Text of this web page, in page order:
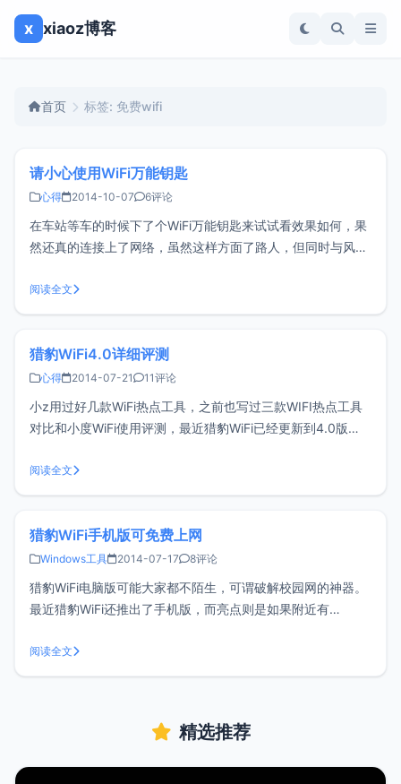
x xiaoz博客
首页 标签: 免费wifi
请小心使用WiFi万能钥匙
心得 2014-10-07 6评论
在车站等车的时候下了个WiFi万能钥匙来试试看效果如何，果
然还真的连接上了网络，虽然这样方面了路人，但同时与风险
能钥匙的原理，当用户连接某个网络时，如果选择了分享，那
么万能钥匙的服务器就会记住这个SSID，当其它用户再连接这
阅读全文
猎豹WiFi4.0详细评测
心得 2014-07-21 11评论
小z用过好几款WiFi热点工具，之前也写过三款WIFI热点工具
对比和小度WiFi使用评测，最近猎豹WiFi已经更新到4.0版
速度还是比较快的，而且非常重视校园网这一块，因为很多校
园网都进行了一人一号的限制，而猎豹WiFi的出现则解决了大
阅读全文
猎豹WiFi手机版可免费上网
Windows工具 2014-07-17 8评论
猎豹WiFi电脑版可能大家都不陌生，可谓破解校园网的神器。
最近猎豹WiFi还推出了手机版，而亮点则是如果附近有
码。来看看官方的介绍：功能特色： ChinaNet免费连：独家
支持永久免费连入ChinaNet热点，不限时长、无需积分
阅读全文
精选推荐